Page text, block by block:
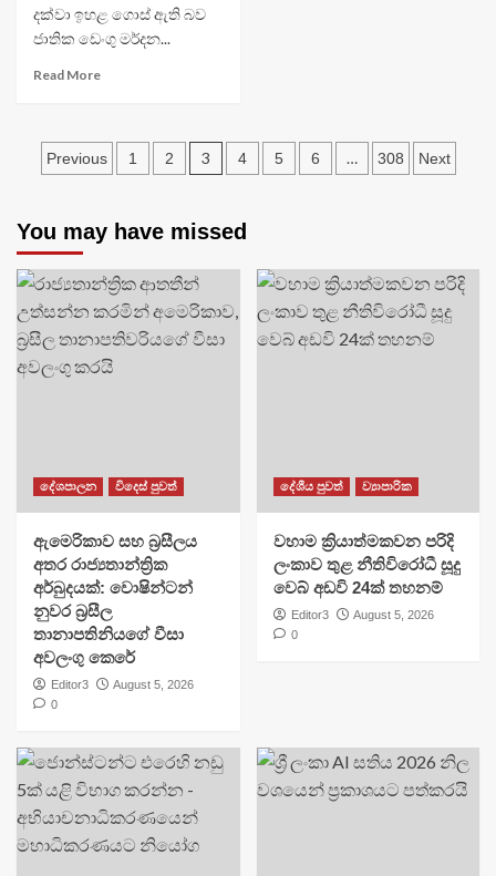
දක්වා ඉහළ ගොස් ඇති බව
ජාතික ඩෙංගු මර්දන...
Read More
Posts
Previous 1 2 3 4 5 6 … 308 Next
You may have missed
දේශපාලන විදෙස් පුවත්
ඇමෙරිකාව සහ බ්‍රසීලය
අතර රාජ්‍යතාන්ත්‍රික
අර්බුදයක්: වොෂින්ටන්
නුවර බ්‍රසීල
තානාපතිනියගේ වීසා
අවලංගු කෙරේ
Editor3
August 5, 2026
0
දේශීය පුවත් ව්‍යාපාරික
වහාම ක්‍රියාත්මකවන පරිදි
ලංකාව තුළ නීතිවිරෝධී සූදු
වෙබ් අඩවි 24ක් තහනම්
Editor3
August 5, 2026
0